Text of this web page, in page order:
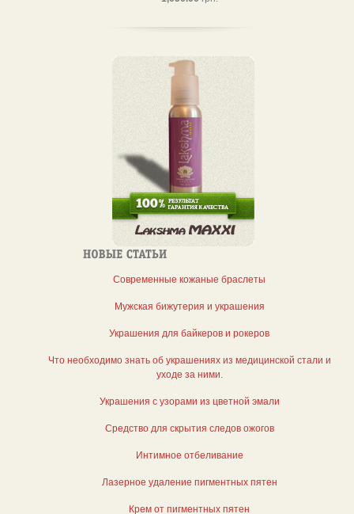
Современные кожаные браслеты
Мужская бижутерия и украшения
Украшения для байкеров и рокеров
Что необходимо знать об украшениях из медицинской стали и
уходе за ними.
Украшения с узорами из цветной эмали
Средство для скрытия следов ожогов
Интимное отбеливание
Лазерное удаление пигментных пятен
Крем от пигментных пятен